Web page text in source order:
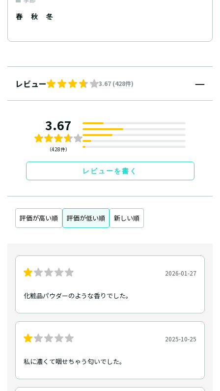
春 秋 冬
レビュー 3.67 (428件)
3.67
（428件）
レビューを書く
評価が高い順 評価が低い順 新しい順
2026-01-27
化粧品パウダーのような香りでした。
2025-10-25
私に濃くて咽せちゃう匂いでした。